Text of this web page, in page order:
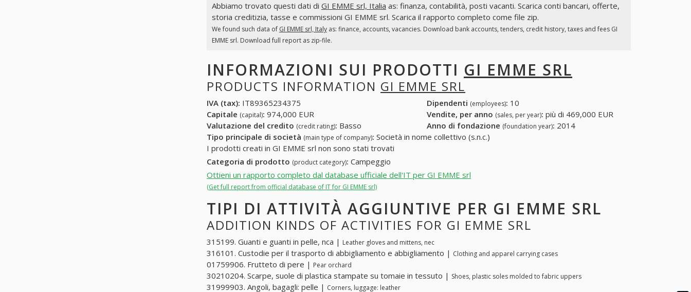
Abbiamo trovato questi dati di GI EMME srl, Italia as: finanza, contabilità, posti vacanti. Scarica conti bancari, offerte,
storia creditizia, tasse e commissioni GI EMME srl. Scarica il rapporto completo come file zip.
We found such data of GI EMME srl, Italyas: finance, accounts, vacancies. Download bank accounts, tenders, credit history, taxes and fees GI
EMME srl. Download full report as zip-file.
INFORMAZIONI SUI PRODOTTI GI EMME SRL
PRODUCTS INFORMATION GI EMME SRL
IVA (tax): IT89365234375 Dipendenti (employees): 10
Capitale (capital): 974,000 EUR Vendite, per anno (sales, per year): più di 469,000 EUR
Valutazione del credito (credit rating): Basso Anno di fondazione (foundation year): 2014
Tipo principale di società (main type of company): Società in nome collettivo (s.n.c.)
I prodotti creati in GI EMME srl non sono stati trovati
Categoria di prodotto (product category): Campeggio
Ottieni un rapporto completo dal database ufficiale dell'IT per GI EMME srl
(Get full report from official database of IT for GI EMME srl)
TIPI DI ATTIVITÀ AGGIUNTIVE PER GI EMME SRL
ADDITION KINDS OF ACTIVITIES FOR GI EMME SRL
315199. Guanti e guanti in pelle, nca | Leather gloves and mittens, nec
316101. Custodie per il trasporto di abbigliamento e abbigliamento | Clothing and apparel carrying cases
01759906. Frutteto di pere | Pear orchard
30210204. Scarpe, suole di plastica stampate su tomaie in tessuto | Shoes, plastic soles molded to fabric uppers
31999903. Angoli, bagagli: pelle | Corners, luggage: leather